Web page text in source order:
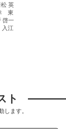
英
東
啓一
江
ト
します。